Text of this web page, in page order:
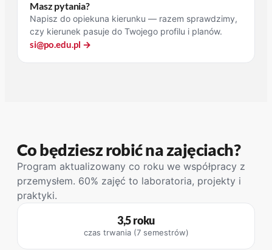
Masz pytania?
Napisz do opiekuna kierunku — razem sprawdzimy,
czy kierunek pasuje do Twojego profilu i planów.
si@po.edu.pl →
Co będziesz robić na zajęciach?
Program aktualizowany co roku we współpracy z
przemysłem. 60% zajęć to laboratoria, projekty i
praktyki.
3,5 roku
czas trwania (7 semestrów)